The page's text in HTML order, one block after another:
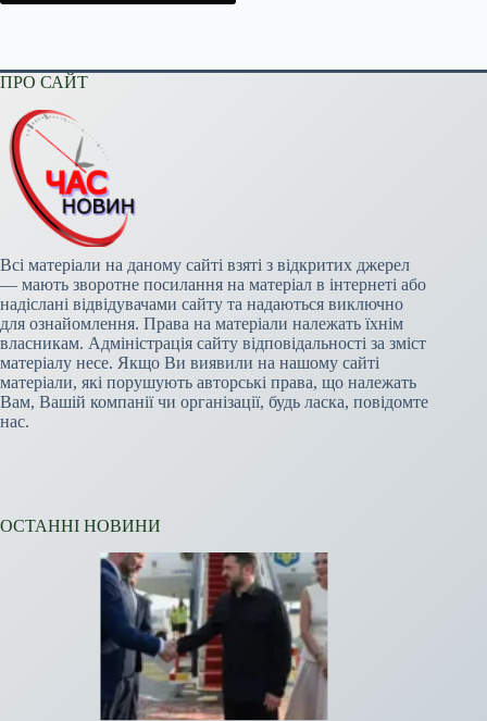
ПРО САЙТ
Всі матеріали на даному сайті взяті з відкритих джерел
— мають зворотне посилання на матеріал в інтернеті або
надіслані відвідувачами сайту та надаються виключно
для ознайомлення. Права на матеріали належать їхнім
власникам. Адміністрація сайту відповідальності за зміст
матеріалу несе. Якщо Ви виявили на нашому сайті
матеріали, які порушують авторські права, що належать
Вам, Вашій компанії чи організації, будь ласка, повідомте
нас.
ОСТАННІ НОВИНИ